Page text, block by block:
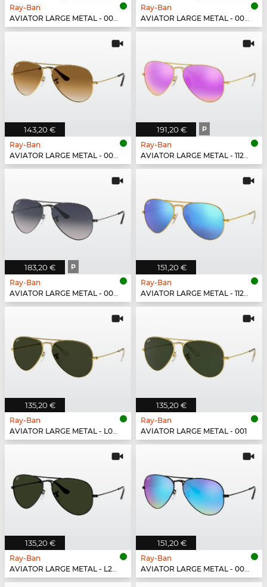
Ray-Ban
AVIATOR LARGE METAL - 003/3F
Ray-Ban
AVIATOR LARGE METAL - 001/58
143,20 €
Ray-Ban
AVIATOR LARGE METAL - 001/51
191,20 € P
Ray-Ban
AVIATOR LARGE METAL - 112/1Q
183,20 € P
Ray-Ban
AVIATOR LARGE METAL - 004/78
151,20 €
Ray-Ban
AVIATOR LARGE METAL - 112/17
135,20 €
Ray-Ban
AVIATOR LARGE METAL - L0205
135,20 €
Ray-Ban
AVIATOR LARGE METAL - 001
135,20 €
Ray-Ban
AVIATOR LARGE METAL - L2823
151,20 €
Ray-Ban
AVIATOR LARGE METAL - 002/4O